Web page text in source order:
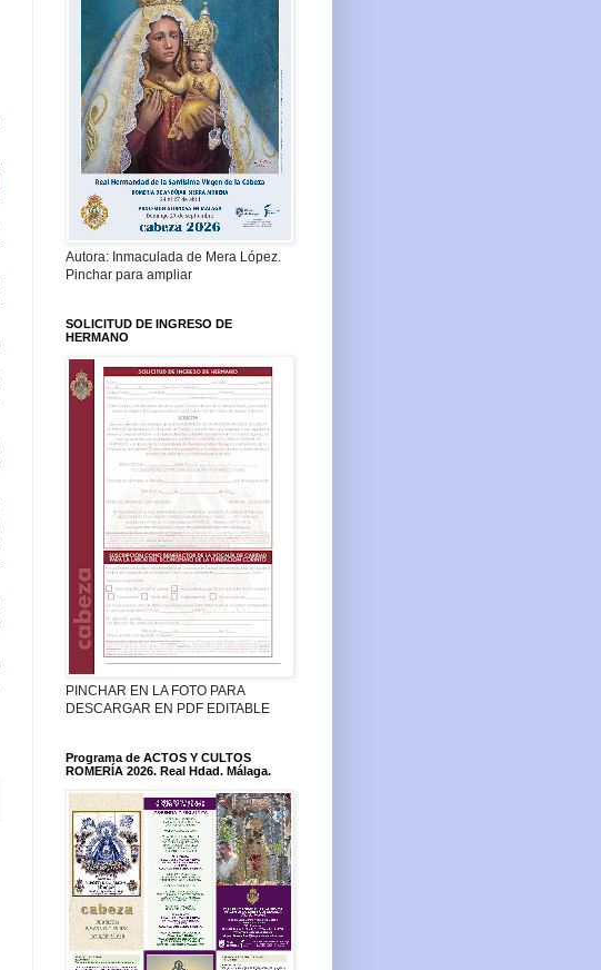
Autora: Inmaculada de Mera López.
Pinchar para ampliar
SOLICITUD DE INGRESO DE
HERMANO
PINCHAR EN LA FOTO PARA
DESCARGAR EN PDF EDITABLE
Programa de ACTOS Y CULTOS
ROMERÍA 2026. Real Hdad. Málaga.